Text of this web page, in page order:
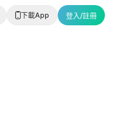
下載App 登入/註冊